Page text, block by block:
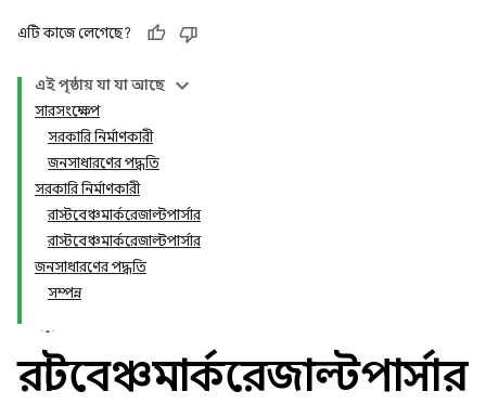
এটি কাজে লেগেছে?
এই পৃষ্ঠায় যা যা আছে
সারসংক্ষেপ
সরকারি নির্মাণকারী
জনসাধারণের পদ্ধতি
সরকারি নির্মাণকারী
রাস্টবেঞ্চমার্করেজাল্টপার্সার
রাস্টবেঞ্চমার্করেজাল্টপার্সার
জনসাধারণের পদ্ধতি
সম্পন্ন
রাস্টবেঞ্চমার্করেজাল্টপার্সার